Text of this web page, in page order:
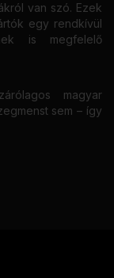
van szó. Ezek
egy rendkívül
is megfelelő
magyar
sem – így